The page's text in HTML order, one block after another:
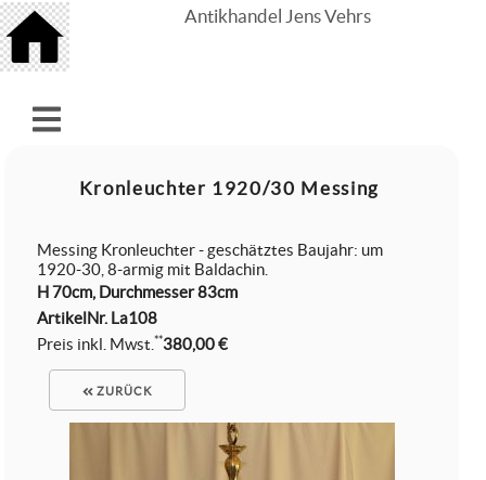
Antikhandel Jens Vehrs
Kronleuchter 1920/30 Messing
Messing Kronleuchter - geschätztes Baujahr: um
1920-30, 8-armig mit Baldachin.
H 70cm, Durchmesser 83cm
ArtikelNr. La108
Preis inkl. Mwst.**380,00 €
ZURÜCK